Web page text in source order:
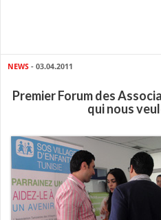
NEWS - 03.04.2011
Premier Forum des
qui nous